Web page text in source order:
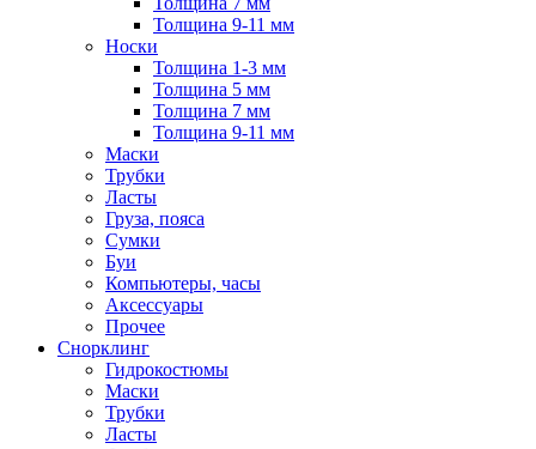
Толщина 9-11 мм
Носки
Толщина 1-3 мм
Толщина 5 мм
Толщина 7 мм
Толщина 9-11 мм
Маски
Трубки
Ласты
Груза, пояса
Сумки
Буи
Компьютеры, часы
Аксессуары
Прочее
Снорклинг
Гидрокостюмы
Маски
Трубки
Ласты